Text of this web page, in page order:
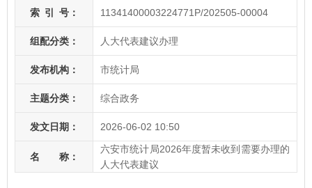
索 引 号： 11341400003224771P/202505-00004
组配分类： 人大代表建议办理
发布机构： 市统计局
主题分类： 综合政务
发文日期： 2026-06-02 10:50
名 称：
六安市统计局2026年度暂未收到需要办理的
人大代表建议